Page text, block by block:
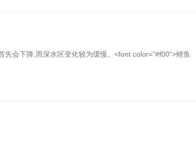
会下降,而深水区变化较为缓慢。<font color="#f00">鲤鱼